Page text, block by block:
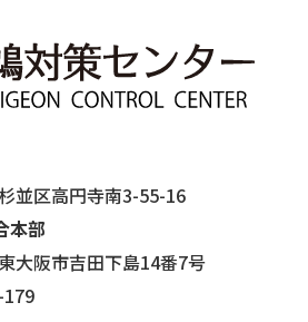
並区高円寺南3-55-16
本部
大阪市吉田下島14番7号